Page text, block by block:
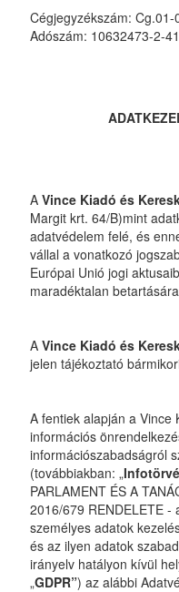
Cégjegyzékszám: Cg.01-
Adószám: 10632473-2-41
A Vince Kiadó és
Margit krt. 64/B)mint
adatvédelem felé, és
vállal a vonatkozó
Európai Unió jogi
maradéktalan
A Vince Kiadó és
jelen tájékoztató
A fentiek alapján a
információs
információszabadságról
(továbbiakban: „
PARLAMENT ÉS A
2016/679 RENDELETE
személyes adatok
és az ilyen adatok
irányelv hatályon kívül
„GDPR”) az alábbi